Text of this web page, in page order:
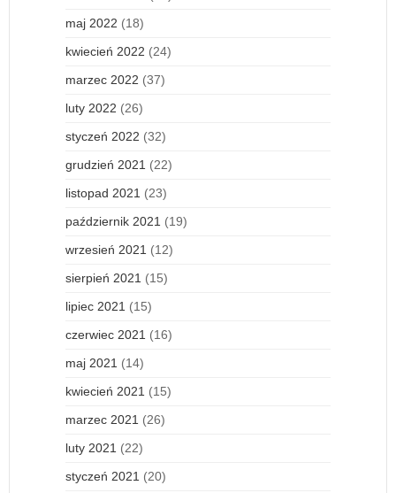
maj 2022 (18)
kwiecień 2022 (24)
marzec 2022 (37)
luty 2022 (26)
styczeń 2022 (32)
grudzień 2021 (22)
listopad 2021 (23)
październik 2021 (19)
wrzesień 2021 (12)
sierpień 2021 (15)
lipiec 2021 (15)
czerwiec 2021 (16)
maj 2021 (14)
kwiecień 2021 (15)
marzec 2021 (26)
luty 2021 (22)
styczeń 2021 (20)